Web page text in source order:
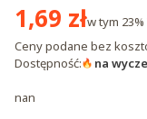
Cena
1,69 złw tym 23%
Ceny podane bez
Dostępność:
na
nan